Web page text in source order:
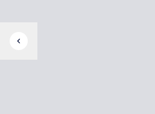
chevron_left